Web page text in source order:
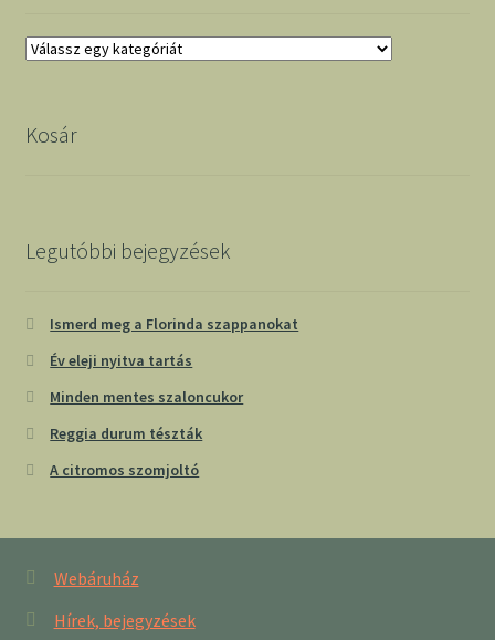
Kosár
Legutóbbi bejegyzések
Ismerd meg a Florinda szappanokat
Év eleji nyitva tartás
Minden mentes szaloncukor
Reggia durum tészták
A citromos szomjoltó
Webáruház
Hírek, bejegyzések